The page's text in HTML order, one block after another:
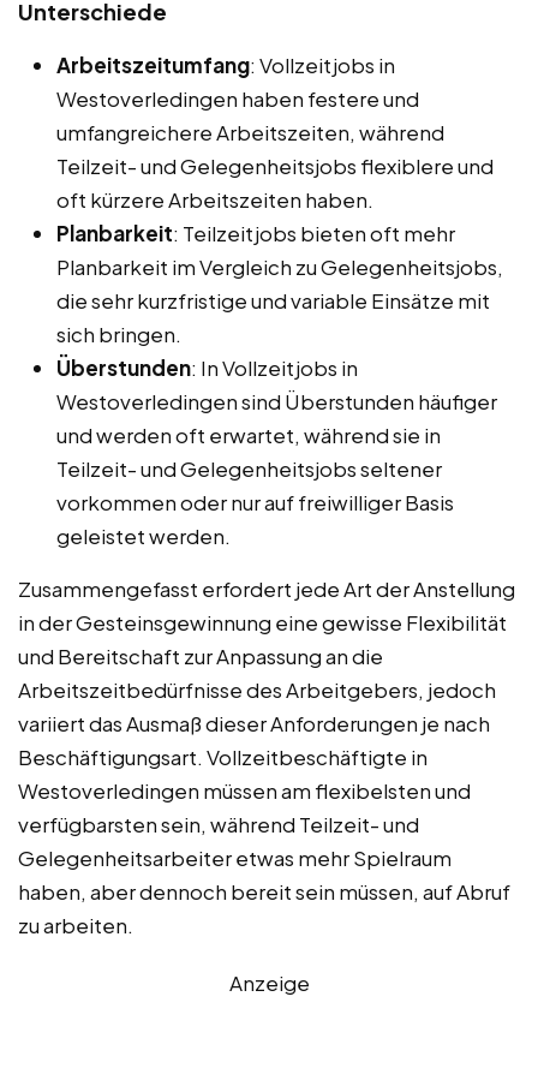
Unterschiede
Arbeitszeitumfang: Vollzeitjobs in
Westoverledingen haben festere und
umfangreichere Arbeitszeiten, während
Teilzeit- und Gelegenheitsjobs flexiblere und
oft kürzere Arbeitszeiten haben.
Planbarkeit: Teilzeitjobs bieten oft mehr
Planbarkeit im Vergleich zu Gelegenheitsjobs,
die sehr kurzfristige und variable Einsätze mit
sich bringen.
Überstunden: In Vollzeitjobs in
Westoverledingen sind Überstunden häufiger
und werden oft erwartet, während sie in
Teilzeit- und Gelegenheitsjobs seltener
vorkommen oder nur auf freiwilliger Basis
geleistet werden.
Zusammengefasst erfordert jede Art der Anstellung
in der Gesteinsgewinnung eine gewisse Flexibilität
und Bereitschaft zur Anpassung an die
Arbeitszeitbedürfnisse des Arbeitgebers, jedoch
variiert das Ausmaß dieser Anforderungen je nach
Beschäftigungsart. Vollzeitbeschäftigte in
Westoverledingen müssen am flexibelsten und
verfügbarsten sein, während Teilzeit- und
Gelegenheitsarbeiter etwas mehr Spielraum
haben, aber dennoch bereit sein müssen, auf Abruf
zu arbeiten.
Anzeige